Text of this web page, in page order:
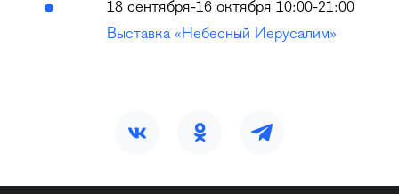
18 сентября-16 октября 10:00-21:00
Выставка «Небесный Иерусалим»